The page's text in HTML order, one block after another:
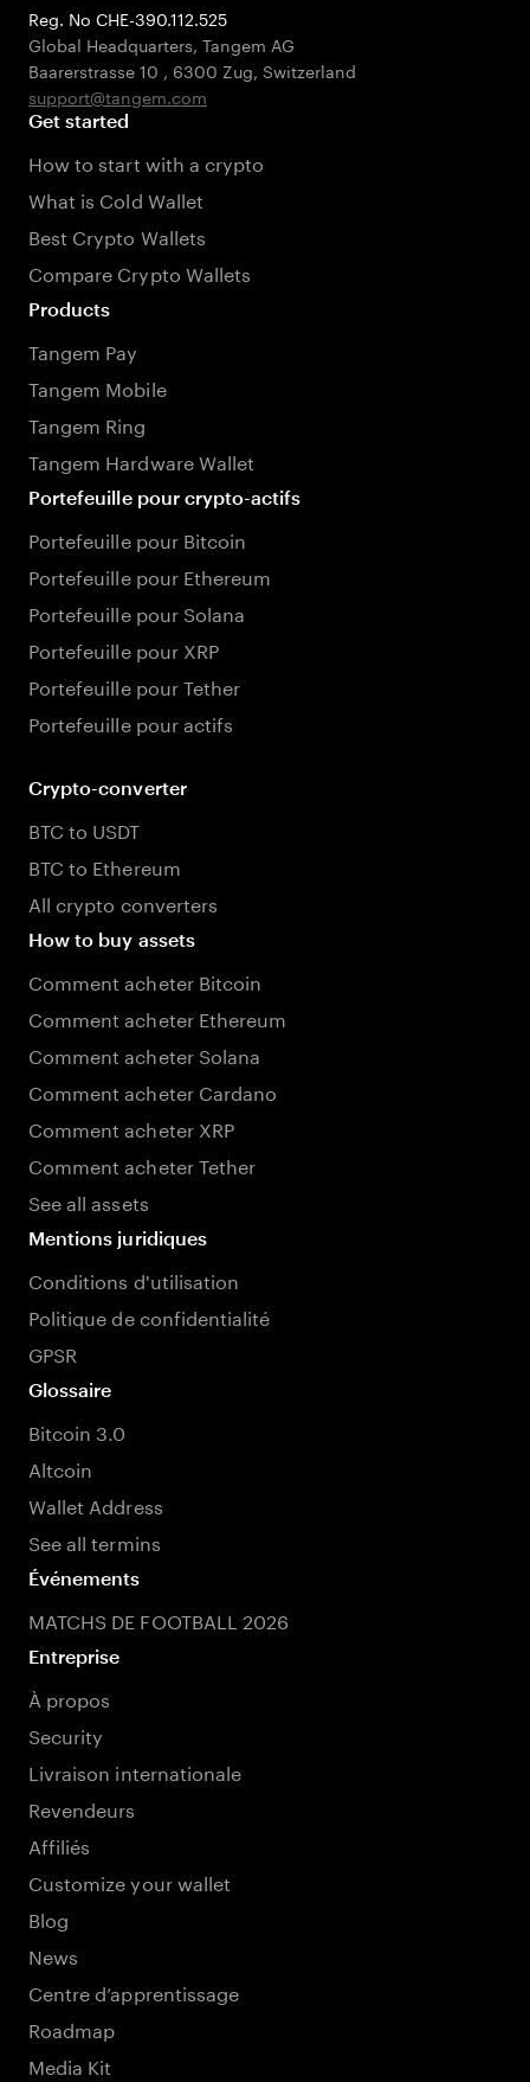
Reg. No CHE-390.112.525
Global Headquarters, Tangem AG
Baarerstrasse 10 , 6300 Zug, Switzerland
support@tangem.com
Get started
How to start with a crypto
What is Cold Wallet
Best Crypto Wallets
Compare Crypto Wallets
Products
Tangem Pay
Tangem Mobile
Tangem Ring
Tangem Hardware Wallet
Portefeuille pour crypto-actifs
Portefeuille pour Bitcoin
Portefeuille pour Ethereum
Portefeuille pour Solana
Portefeuille pour XRP
Portefeuille pour Tether
Portefeuille pour actifs
Crypto-converter
BTC to USDT
BTC to Ethereum
All crypto converters
How to buy assets
Comment acheter Bitcoin
Comment acheter Ethereum
Comment acheter Solana
Comment acheter Cardano
Comment acheter XRP
Comment acheter Tether
See all assets
Mentions juridiques
Conditions d'utilisation
Politique de confidentialité
GPSR
Glossaire
Bitcoin 3.0
Altcoin
Wallet Address
See all termins
Événements
MATCHS DE FOOTBALL 2026
Entreprise
À propos
Security
Livraison internationale
Revendeurs
Affiliés
Customize your wallet
Blog
News
Centre d’apprentissage
Roadmap
Media Kit